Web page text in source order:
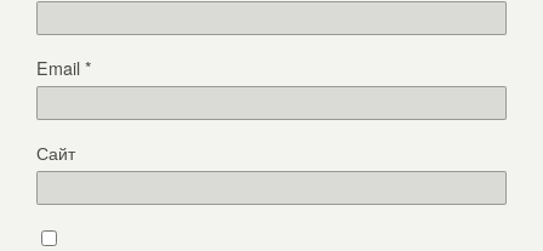
Email*
Сайт